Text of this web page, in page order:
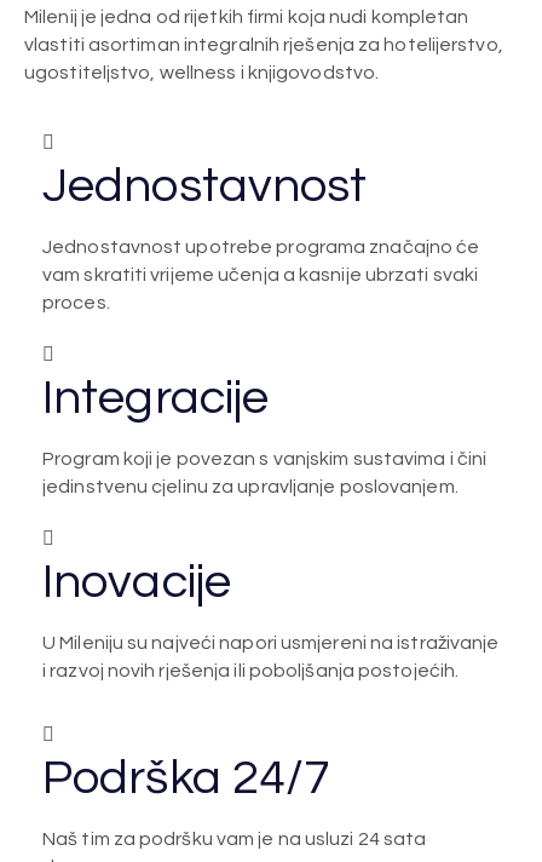
Milenij je jedna od rijetkih firmi koja nudi kompletan
vlastiti asortiman integralnih rješenja za hotelijerstvo,
ugostiteljstvo, wellness i knjigovodstvo.
Jednostavnost
Jednostavnost upotrebe programa značajno će
vam skratiti vrijeme učenja a kasnije ubrzati svaki
proces.
Integracije
Program koji je povezan s vanjskim sustavima i čini
jedinstvenu cjelinu za upravljanje poslovanjem.
Inovacije
U Mileniju su najveći napori usmjereni na istraživanje
i razvoj novih rješenja ili poboljšanja postojećih.
Podrška 24/7
Naš tim za podršku vam je na usluzi 24 sata